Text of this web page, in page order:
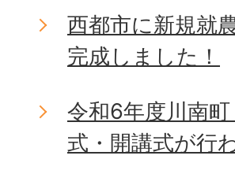
西都市に新規就
完成しました！
令和6年度川南
式・開講式が行